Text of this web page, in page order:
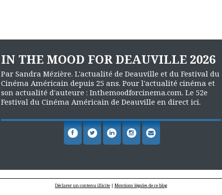
IN THE MOOD FOR DEAUVILLE 2026
Par Sandra Mézière. L'actualité de Deauville et du Festival du
Cinéma Américain depuis 25 ans. Pour l'actualité cinéma et
son actualité d'auteure : Inthemoodforcinema.com. Le 52e
Festival du Cinéma Américain de Deauville en direct ici.
Déclarer un contenu illicite | Mentions légales de ce blog